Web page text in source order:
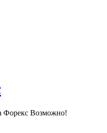
Форекс Возможно!